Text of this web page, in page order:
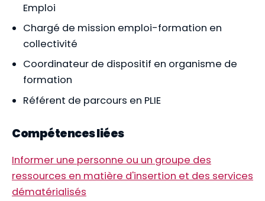
Emploi
Chargé de mission emploi-formation en
collectivité
Coordinateur de dispositif en organisme de
formation
Référent de parcours en PLIE
Compétences liées
Informer une personne ou un groupe des
ressources en matière d'insertion et des services
dématérialisés